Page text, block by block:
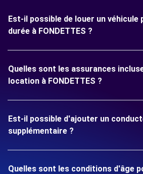
Est-il possible de louer un véhicule
durée à FONDETTES ?
Quelles sont les assurances
location à FONDETTES ?
Est-il possible d'ajouter un
supplémentaire ?
Quelles sont les conditions d'âge